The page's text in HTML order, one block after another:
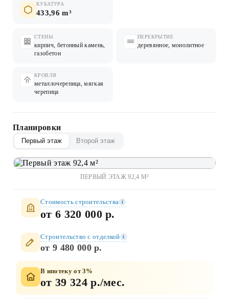
КУБАТУРА
433,96 m³
СТЕНЫ
кирпич, бетонный камень,
газобетон
ПЕРЕКРЫТИЕ
деревянное, монолитное
КРОВЛЯ
металлочерепица, мягкая
черепица
Планировки
Первый этаж Второй этаж
ПЕРВЫЙ ЭТАЖ 92,4 М²
Стоимость строительства i
от 6 320 000 р.
Строительство c отделкой i
от 9 480 000 р.
В ипотеку от 3%
от 39 324 р./мес.